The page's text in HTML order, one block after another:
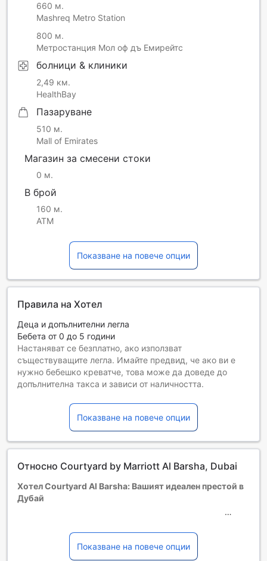
660 м.
Mashreq Metro Station
800 м.
Метростанция Мол оф дъ Емирейтс
болници & клиники
2,49 км.
HealthBay
Пазаруване
510 м.
Mall of Emirates
Магазин за смесени стоки
0 м.
В брой
160 м.
ATM
Показване на повече опции
Правила на Хотел
Деца и допълнителни легла
Бебета от 0 до 5 години
Настаняват се безплатно, ако използват
съществуващите легла. Имайте предвид, че ако ви е
нужно бебешко креватче, това може да доведе до
допълнителна такса и зависи от наличността.
Безплатен престой, ако се използват наличните легла.
Гостите, навършили {0} години, се считат за възрастни
Възможността за допълнителни легла зависи от
избрания тип стая. За повече информация вижте
При резервиране на повече от 5 стаи е възможно да се
Показване на повече опции
Относно Courtyard by Marriott Al Barsha, Dubai
Хотел Courtyard Al Barsha: Вашият идеален престой в
Дубай
Barsha е перфектният избор за тези, които търсят
комфорт и стил по време на своето пътуване. Със
своите 216 елегантно обзаведени стаи, открит през
Показване на повече опции